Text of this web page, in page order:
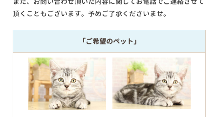
頂くこともございます。予めご了承くださいませ。
「ご希望のペット」